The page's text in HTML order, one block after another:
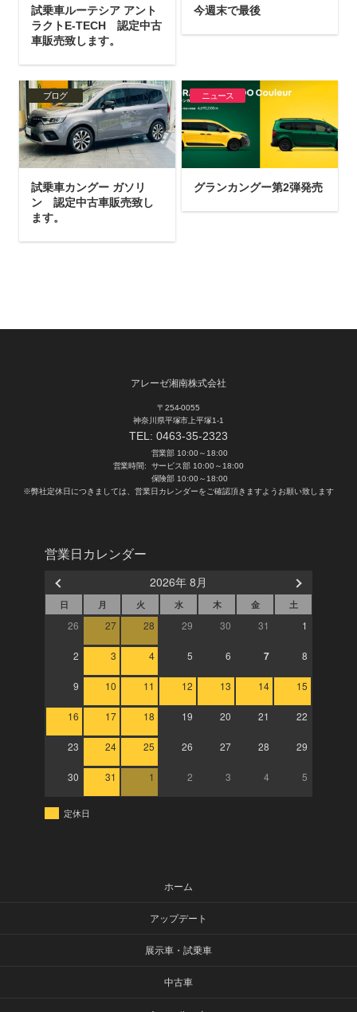
試乗車ルーテシア アント
ラクトE-TECH 認定中古
車販売致します。
今週末で最後
ブログ
試乗車カングー ガソリ
ン 認定中古車販売致し
ます。
ニュース
グランカングー第2弾発売
アレーゼ湘南株式会社
〒254-0055
神奈川県平塚市上平塚1-1
TEL:0463-35-2323
営業時間:
営業部 10:00～18:00
サービス部 10:00～18:00
保険部 10:00～18:00
※弊社定休日につきましては、営業日カレンダーをご確認頂きますようお願い致します
営業日カレンダー
2026年 8月
日 月 火 水 木 金 土
26 27 28 29 30 31 1
2 3 4 5 6 7 8
9 10 11 12 13 14 15
16 17 18 19 20 21 22
23 24 25 26 27 28 29
30 31 1 2 3 4 5
定休日
ホーム
アップデート
展示車・試乗車
中古車